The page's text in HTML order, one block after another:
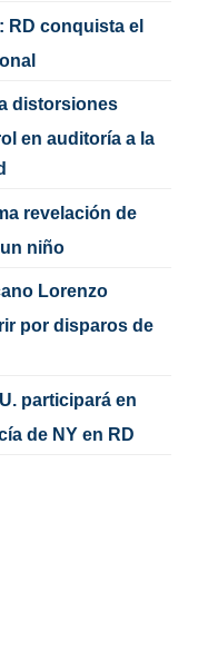
conquista el
distorsiones
en auditoría a la
revelación de
niño
Lorenzo
por disparos de
participará en
de NY en RD